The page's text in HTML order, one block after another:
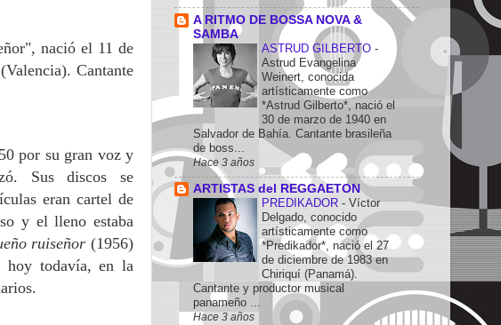
nació el 11 de
Cantante
por su gran voz y
Sus discos se
eran cartel de
y el lleno estaba
ruiseñor (1956)
hoy todavía, en la
A RITMO DE BOSSA NOVA &
SAMBA
ASTRUD GILBERTO -
Astrud Evangelina
Weinert, conocida
artísticamente como
*Astrud Gilberto*, nació el
30 de marzo de 1940 en
Salvador de Bahía. Cantante brasileña
de boss...
Hace 3 años
ARTISTAS del REGGAETON
PREDIKADOR - Víctor
Delgado, conocido
artísticamente como
*Predikador*, nació el 27
de diciembre de 1983 en
Chiriquí (Panamá).
Cantante y productor musical
panameño ...
Hace 3 años